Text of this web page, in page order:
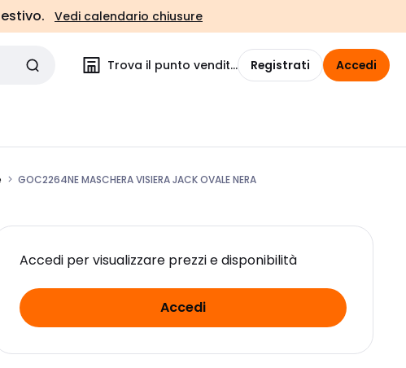
Vedi calendario chiusure
Trova il punto vendita Registrati Accedi
GOC2264NE MASCHERA VISIERA JACK OVALE NERA
Accedi per visualizzare prezzi e disponibilità
Accedi